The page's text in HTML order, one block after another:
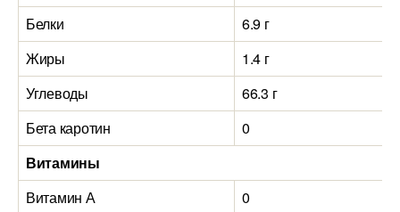
Белки
6.9 г
Жиры
1.4 г
Углеводы
66.3 г
Бета каротин
0
Витамины
Витамин А
0